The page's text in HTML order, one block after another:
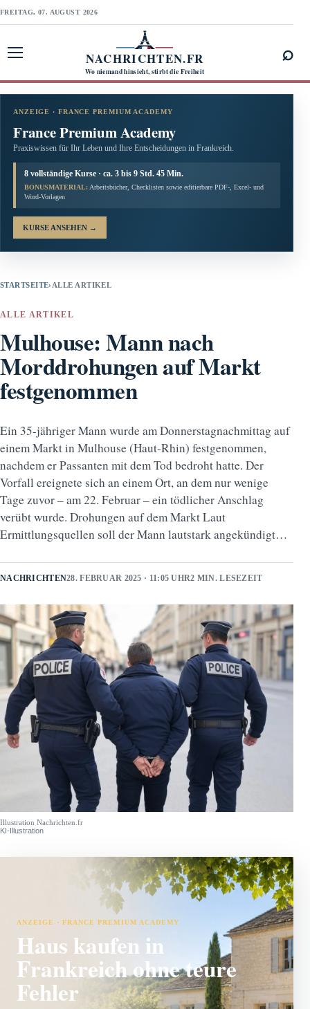
FREITAG, 07. AUGUST 2026
NACHRICHTEN.FR
Wo niemand hinsieht, stirbt die Freiheit
⌕
ANZEIGE · FRANCE PREMIUM ACADEMY
France Premium Academy
Praxiswissen für Ihr Leben und Ihre Entscheidungen in Frankreich.
8 vollständige Kurse · ca. 3 bis 9 Std. 45 Min.
BONUSMATERIAL: Arbeitsbücher, Checklisten sowie editierbare PDF-, Excel- und
Word-Vorlagen
KURSE ANSEHEN →
STARTSEITE› ALLE ARTIKEL
ALLE ARTIKEL
Mulhouse: Mann nach
Morddrohungen auf Markt
festgenommen
Ein 35-jähriger Mann wurde am Donnerstagnachmittag auf
einem Markt in Mulhouse (Haut-Rhin) festgenommen,
nachdem er Passanten mit dem Tod bedroht hatte. Der
Vorfall ereignete sich an einem Ort, an dem nur wenige
Tage zuvor – am 22. Februar – ein tödlicher Anschlag
verübt wurde. Drohungen auf dem Markt Laut
Ermittlungsquellen soll der Mann lautstark angekündigt…
NACHRICHTEN28. FEBRUAR 2025 · 11:05 UHR2 MIN. LESEZEIT
Illustration Nachrichten.fr
KI-Illustration
ANZEIGE · FRANCE PREMIUM ACADEMY
Haus kaufen in
Frankreich ohne teure
Fehler